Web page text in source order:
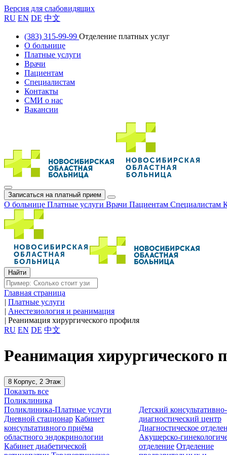
Версия для слабовидящих
RU EN DE 中文
(383) 315-99-99 Отделение платных услуг
О больнице
Платные услуги
Врачи
Пациентам
Специалистам
Контакты
СМИ о нас
Вакансии
Записаться на платный прием
О больнице Платные услуги Врачи Пациентам Специалистам
Главная страница
| Платные услуги
| Анестезиология и реанимация
| Реанимация хирургического профиля
RU EN DE 中文
Реанимация хирургического
8 Корпус, 2 Этаж
Показать все
Поликлиника
Поликлиника-Платные услуги
Дневной стационар Кабинет
консультативного приёма
областного эндокринологии
Кабинет диабетической
Детский консультативно-
диагностический центр
Диагностическое
Акушерско-
отделение Отделение